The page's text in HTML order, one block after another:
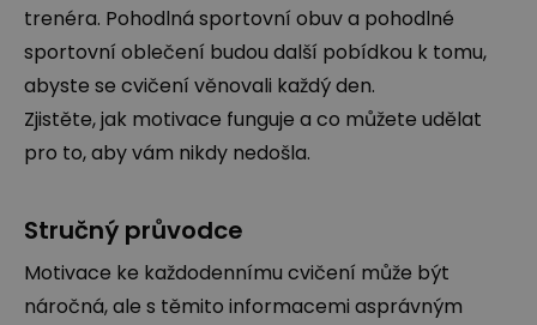
trenéra. Pohodlná sportovní obuv a pohodlné
sportovní oblečení budou další pobídkou k tomu,
abyste se cvičení věnovali každý den.
Zjistěte, jak motivace funguje a co můžete udělat
pro to, aby vám nikdy nedošla.
Stručný průvodce
Motivace ke každodennímu cvičení může být
náročná, ale s těmito informacemi asprávným